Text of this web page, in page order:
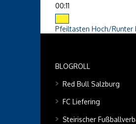
00:11
Pfeiltasten Hoch/Runter
BLOGROLL
Red Bull Salzburg
FC Liefering
Steirischer